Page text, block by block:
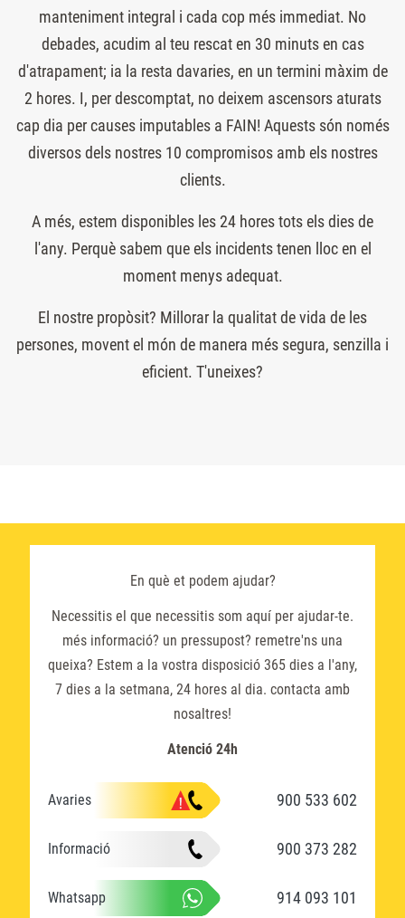
manteniment integral i cada cop més immediat. No
debades, acudim al teu rescat en 30 minuts en cas
d'atrapament; ia la resta davaries, en un termini màxim de
2 hores. I, per descomptat, no deixem ascensors aturats
cap dia per causes imputables a FAIN! Aquests són només
diversos dels nostres 10 compromisos amb els nostres
clients.
A més, estem disponibles les 24 hores tots els dies de
l'any. Perquè sabem que els incidents tenen lloc en el
moment menys adequat.
El nostre propòsit? Millorar la qualitat de vida de les
persones, movent el món de manera més segura, senzilla i
eficient. T'uneixes?
En què et podem ajudar?
Necessitis el que necessitis som aquí per ajudar-te.
més informació? un pressupost? remetre'ns una
queixa? Estem a la vostra disposició 365 dies a l'any,
7 dies a la setmana, 24 hores al dia. contacta amb
nosaltres!
Atenció 24h
Avaries 900 533 602
Informació 900 373 282
Whatsapp 914 093 101